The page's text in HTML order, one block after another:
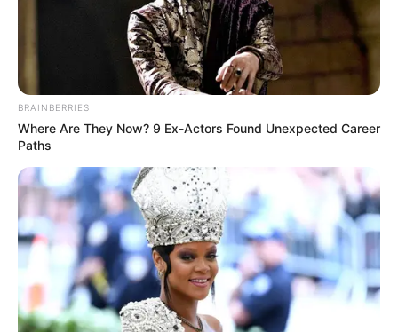
BRAINBERRIES
Where Are They Now? 9 Ex-Actors Found Unexpected Career
Paths